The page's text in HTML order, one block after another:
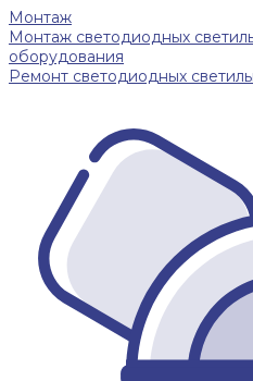
Монтаж
Монтаж светодиодных
оборудования
Ремонт светодиодных